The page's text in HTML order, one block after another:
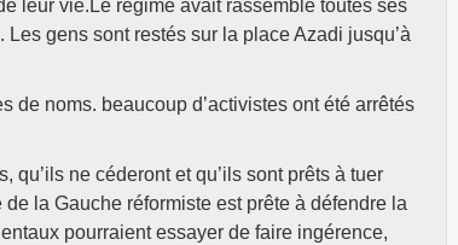
leur vie.Le régime avait rassemblé toutes ses
gens sont restés sur la place Azadi jusqu’à
de noms. beaucoup d’activistes ont été arrêtés
ne céderont et qu’ils sont prêts à tuer
la Gauche réformiste est prête à défendre la
pourraient essayer de faire ingérence,